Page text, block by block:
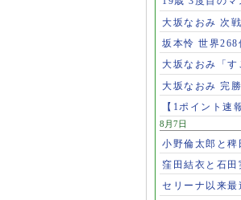
大坂なおみ 次
坂本怜 世界268
大坂なおみ「す
大坂なおみ 完
【1ポイント速
8月7日
小野倫太郎と稗
窪田結衣と石田
セリーナ以来最